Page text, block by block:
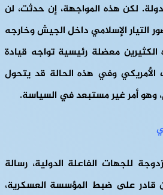
لكن هذه المواجهة، إن حدثت، لن
التيار الإسلامي داخل الجيش وخارجه
الكثيرين معضلة رئيسية تواجه قيادة
وفي هذه الحالة قد يتحول
أمر غير مستبعد في السياسة.
للجهات الفاعلة الدولية، رسالة
قادر على ضبط المؤسسة العسكرية،